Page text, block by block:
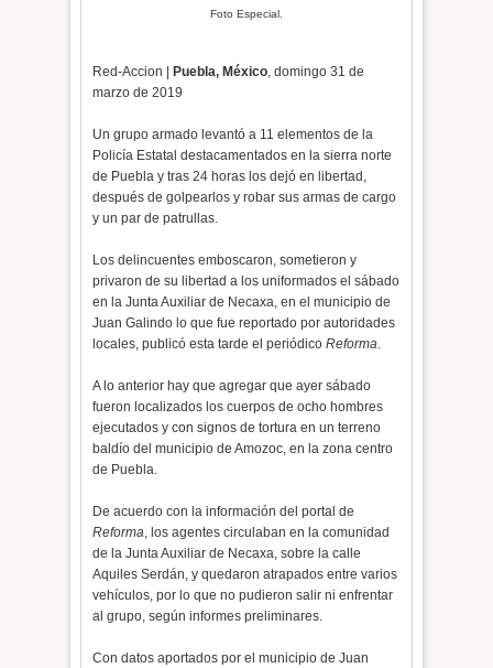
Foto Especial.
Red-Accion | Puebla, México, domingo 31 de
marzo de 2019
Un grupo armado levantó a 11 elementos de la
Policía Estatal destacamentados en la sierra norte
de Puebla y tras 24 horas los dejó en libertad,
después de golpearlos y robar sus armas de cargo
y un par de patrullas.
Los delincuentes emboscaron, sometieron y
privaron de su libertad a los uniformados el sábado
en la Junta Auxiliar de Necaxa, en el municipio de
Juan Galindo lo que fue reportado por autoridades
locales, publicó esta tarde el periódicoReforma.
A lo anterior hay que agregar que ayer sábado
fueron localizados los cuerpos de ocho hombres
ejecutados y con signos de tortura en un terreno
baldío del municipio de Amozoc, en la zona centro
de Puebla.
De acuerdo con la información del portal de
Reforma, los agentes circulaban en la comunidad
de la Junta Auxiliar de Necaxa, sobre la calle
Aquiles Serdán, y quedaron atrapados entre varios
vehículos, por lo que no pudieron salir ni enfrentar
al grupo, según informes preliminares.
Con datos aportados por el municipio de Juan